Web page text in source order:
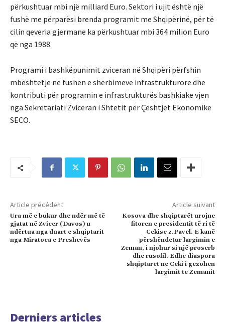
përkushtuar mbi një milliard Euro. Sektori i ujit është një
fushë me përparësi brenda programit me Shqipërinë, për të
cilin qeveria gjermane ka përkushtuar mbi 364 milion Euro
që nga 1988.
Programi i bashkëpunimit zviceran në Shqipëri përfshin
mbështetje në fushën e shërbimeve infrastrukturore dhe
kontributi për programin e infrastrukturës bashkiake vjen
nga Sekretariati Zviceran i Shtetit për Çështjet Ekonomike
SECO.
Article précédent
Ura më e bukur dhe ndër më të
gjatat në Zvicer (Davos) u
ndërtua nga duart e shqiptarit
nga Miratoca e Preshevës
Article suivant
Kosova dhe shqiptarët urojne
fitoren e presidentit të ri të
Cekise z.Pavel. E kanë
përshëndetur largimin e
Zeman, i njohur si një proserb
dhe rusofil. Edhe diaspora
shqiptaret ne Ceki i gezohen
largimit te Zemanit
Derniers articles